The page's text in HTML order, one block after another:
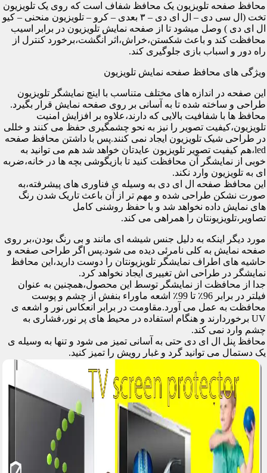
محافظ صفحه تلویزیون یک محافظ شفاف است که روی یک تلویزیون
تخت (ال سی دی – ال ای دی – ۳ بعدی – کرو – تلویزیون منحنی – کیو
ال ای دی ) وصل میشود تا از صفحه نمایش تلویزیون در برابر اسیب
محافظت کند و باعث شکستن،خراش،اثر انگشت،برخورد کنترل از
راه دور و اسباب بازی جلوگیری کند.
ویژگی های محافظ صفحه نمایش تلویزیون
این صفحه در اندازه های مختلف متناسب با اینچ نمایشگر تلویزیون
طراحی و ساخته شده تا به آسانی بر روی صفحه نمایش قرار بگیرد.
محافظ ها با شفافیت بالایی که دارند،علاوه بر افزایش امنیت
تلویزیون،کیفیت تصویر را نیز به نحو چشمگیری حفظ می کنند و خللی
در طراحی شیک تلویزیون ایجاد نمی کنند.پس با داشتن محافظ صفحه
led،هم کیفیت تصویر تلویزیون عایدتان خواهد شد هم می توانید به
خوبی از نمایشگر آن محافظت کنید تا بازیگوشی بچه ها در خانه،ضربه
ای به تلویزیون وارد نکند.
این محافظ صفحه ال ای دی به وسیله ی فناوری های پیشرفته،به
صورت نشکن طراحی شده و مهم تر از آن باعث تاریک شدن رنگ
های نمایش داده نخواهد شد و با حفظ روشنی کامل
تصاویر،تلویزیونتان را همراهی می کند.
مورد دیگر اینکه به دلیل جنس شیشه ای مانند و بی رنگ بودن،بر روی
صفحه نمایش به کلی نامرئی دیده می شود.پس اگر طراحی صفحه و
حاشیه های اطراف نمایشگر تلویزیونتان را دوست دارید،این محافظ
نمایشگر در طراحی اش تغییری ایجاد نخواهد کرد.
جدا از محافظت از نمایشگر توسط این محصول،همچنین به عنوان
فیلتر در برابر 96٪ تا 99٪ اشعه ماوراء بنفش از چشم و پوست
محافظت به عمل می آورد.مقاومت در برابر انعکاس نور و اشعه ی
UV برخوردارند و هنگام استفاده در محیط های پر نور،فشاری به
چشم وارد نمی کند.
محافظ پنل ال ای دی حتی به آسانی تمیز می شود و تنها به وسیله ی
یک دستمال می توانید گرد و غبار رویش را تمیز کنید.